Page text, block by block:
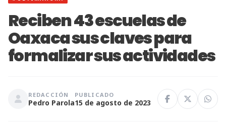
Reciben 43 escuelas de
Oaxaca sus claves para
formalizar sus actividades
REDACCIÓN
Pedro Parola
PUBLICADO
15 de agosto de 2023